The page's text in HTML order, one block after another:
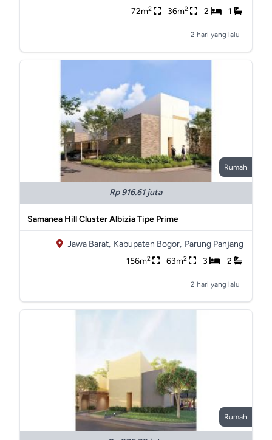
72m2 36m2 2 1
2 hari yang lalu
Rumah
Rp 916.61 juta
Samanea Hill Cluster Albizia Tipe Prime
Jawa Barat, Kabupaten Bogor, Parung Panjang
156m2 63m2 3 2
2 hari yang lalu
Rumah